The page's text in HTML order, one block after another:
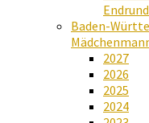
Baden-
2027
2026
2025
2024